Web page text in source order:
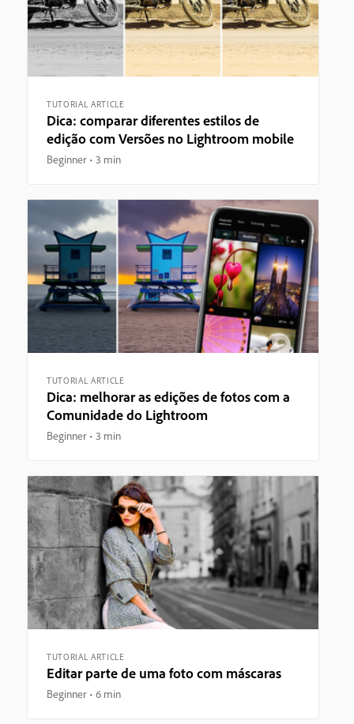
TUTORIAL ARTICLE
Dica: comparar diferentes estilos de
edição com Versões no Lightroom mobile
Beginner 3 min
TUTORIAL ARTICLE
Dica: melhorar as edições de fotos com a
Comunidade do Lightroom
Beginner 3 min
TUTORIAL ARTICLE
Editar parte de uma foto com máscaras
Beginner 6 min